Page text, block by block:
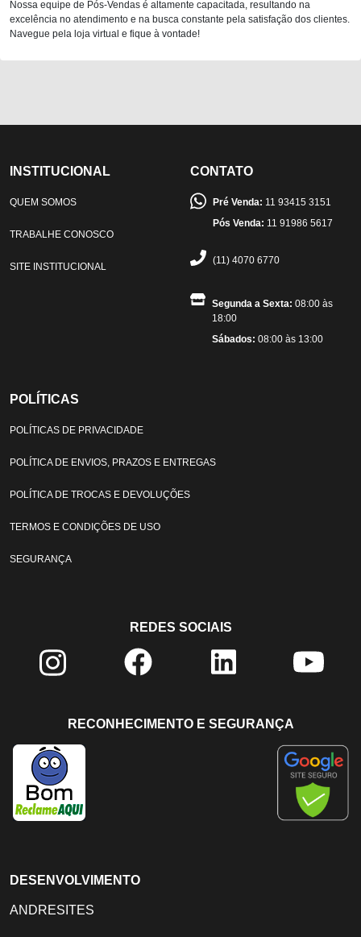
Nossa equipe de Pós-Vendas é altamente capacitada, resultando na
excelência no atendimento e na busca constante pela satisfação dos clientes.
Navegue pela loja virtual e fique à vontade!
INSTITUCIONAL
QUEM SOMOS
TRABALHE CONOSCO
SITE INSTITUCIONAL
CONTATO
Pré Venda: 11 93415 3151
Pós Venda: 11 91986 5617
(11) 4070 6770
Segunda a Sexta: 08:00 às
18:00
Sábados: 08:00 às 13:00
POLÍTICAS
POLÍTICAS DE PRIVACIDADE
POLÍTICA DE ENVIOS, PRAZOS E ENTREGAS
POLÍTICA DE TROCAS E DEVOLUÇÕES
TERMOS E CONDIÇÕES DE USO
SEGURANÇA
REDES SOCIAIS
RECONHECIMENTO E SEGURANÇA
DESENVOLVIMENTO
ANDRESITES